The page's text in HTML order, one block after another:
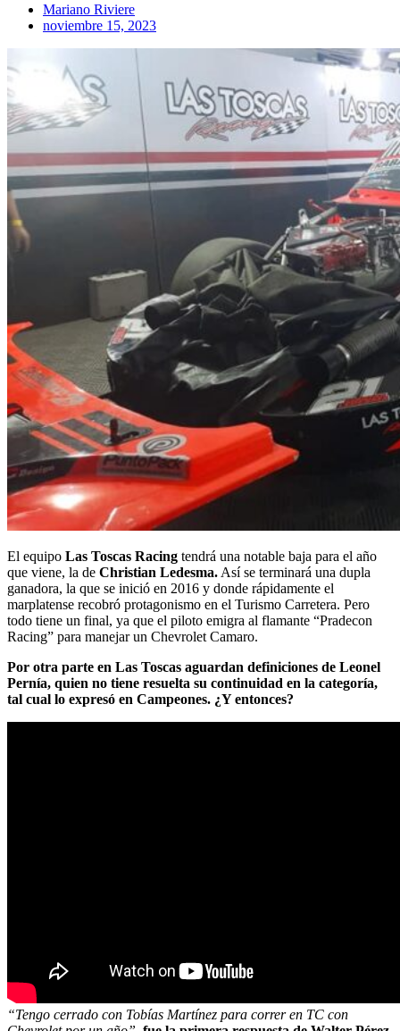
Mariano Riviere
noviembre 15, 2023
El equipo Las Toscas Racing tendrá una notable baja para el año
que viene, la de Christian Ledesma. Así se terminará una dupla
ganadora, la que se inició en 2016 y donde rápidamente el
marplatense recobró protagonismo en el Turismo Carretera. Pero
todo tiene un final, ya que el piloto emigra al flamante “Pradecon
Racing” para manejar un Chevrolet Camaro.
Por otra parte en Las Toscas aguardan definiciones de Leonel
Pernía, quien no tiene resuelta su continuidad en la categoría,
tal cual lo expresó en Campeones. ¿Y entonces?
“Tengo cerrado con Tobías Martínez para correr en TC con